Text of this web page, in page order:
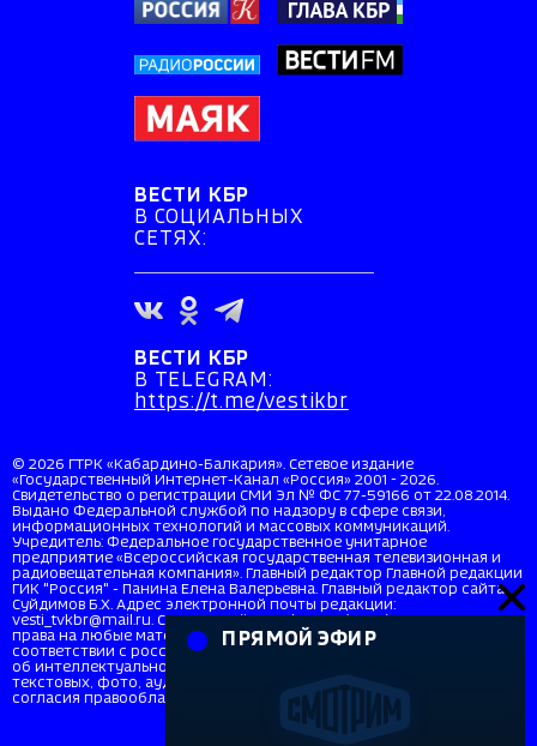
ВЕСТИ КБР
В СОЦИАЛЬНЫХ
СЕТЯХ:
ВЕСТИ КБР
В TELEGRAM:
https://t.me/vestikbr
© 2026 ГТРК «Кабардино-Балкария». Сетевое издание
«Государственный Интернет-Канал «Россия» 2001 - 2026.
Свидетельство о регистрации СМИ Эл № ФС 77-59166 от 22.08.2014.
Выдано Федеральной службой по надзору в сфере связи,
информационных технологий и массовых коммуникаций.
Учредитель: Федеральное государственное унитарное
предприятие «Всероссийская государственная телевизионная и
радиовещательная компания». Главный редактор Главной редакции
ГИК "Россия" - Панина Елена Валерьевна. Главный редактор сайта
Суйдимов Б.Х. Адрес электронной почты редакции:
vesti_tvkbr@mail.ru. Справочный телефон: +7 (8662) 40-36-33. Все
права на любые материалы, опубликованные на сайте, защищены в
соответствии с российским и международным законодательством
об интеллектуальной собственности. Любое использование
текстовых, фото, аудио и видеоматериалов возможно только с
согласия правообладателя (ВГТРК). Для детей старше 16 лет (16+).
ПРЯМОЙ ЭФИР